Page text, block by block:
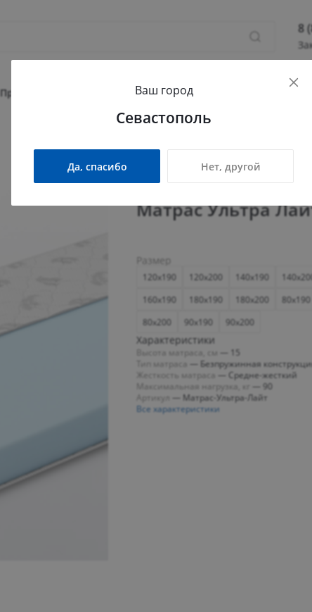
8
Прихожая Гостиная Детская
Матрас Ультра
Размер
120x190 120x200 140x190
160x190
180x190 180x200
80x190
80x200
90x190 90x200
Характеристики
Высота матраса, см — 15
Тип матраса
— Безпружинная
Жесткость матраса
—Средне-жесткий
Максимальная нагрузка, кг
— 90
Артикул
— Матрас-Ультра-Лайт
Все характеристики
Ваш город
Севастополь
Да, спасибо Нет, другой